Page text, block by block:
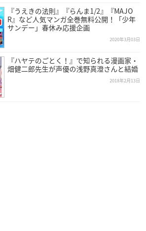
『うえきの法則』『らんま1/2』『MAJO
R』など人気マンガ全巻無料公開！「少年
サンデー」春休み応援企画
2020年3月03日
『ハヤテのごとく！』で知られる漫画家・
畑健二郎先生が声優の浅野真澄さんと結婚
2018年2月13日